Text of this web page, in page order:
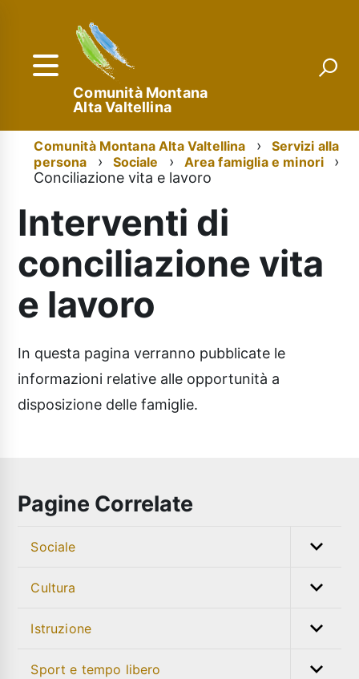
principale
Comunità Montana
Alta Valtellina
Menu
navigazione
Briciole
di
Comunità Montana Alta Valtellina
Servizi alla
persona
Sociale Area famiglia e minori
Conciliazione vita e lavoro
Interventi di
conciliazione vita
e lavoro
In questa pagina verranno pubblicate le
informazioni relative alle opportunità a
disposizione delle famiglie.
Pagine Correlate
Sociale
Cultura
Istruzione
Sport e tempo libero